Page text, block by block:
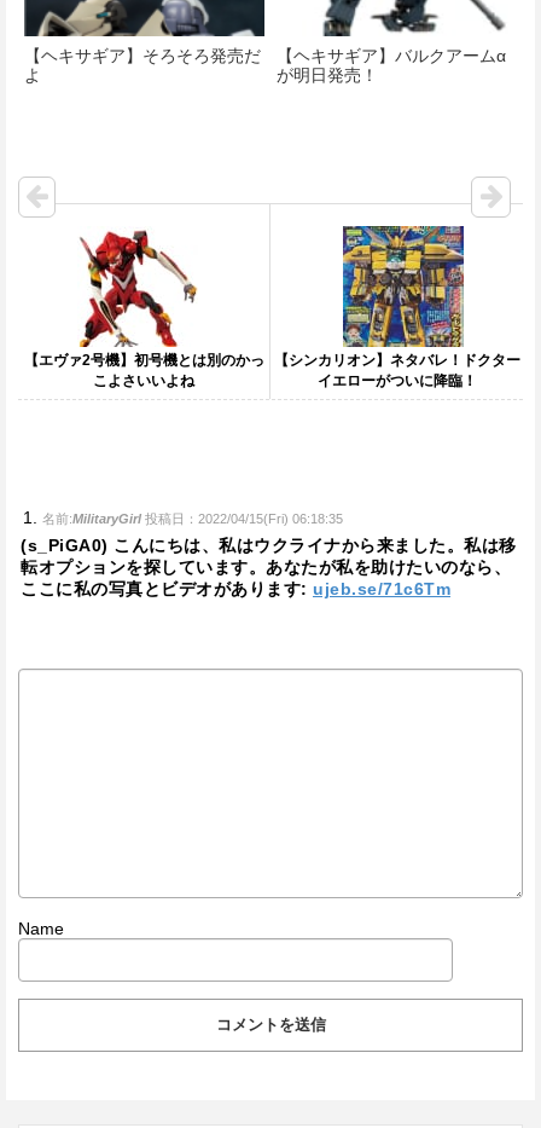
【ヘキサギア】そろそろ発売だ
よ
【ヘキサギア】バルクアームα
が明日発売！
【エヴァ2号機】初号機とは別のかっ
こよさいいよね
【シンカリオン】ネタバレ！ドクター
イエローがついに降臨！
名前:MilitaryGirl 投稿日：2022/04/15(Fri) 06:18:35
(s_PiGA0) こんにちは、私はウクライナから来ました。私は移
転オプションを探しています。あなたが私を助けたいのなら、
ここに私の写真とビデオがあります: ujeb.se/71c6Tm
Name